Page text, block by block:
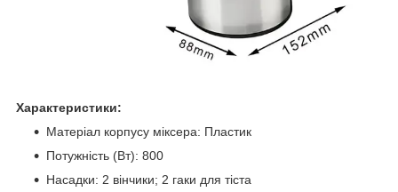
Характеристики:
Матеріал корпусу міксера: Пластик
Потужність (Вт): 800
Насадки: 2 вінчики; 2 гаки для тіста